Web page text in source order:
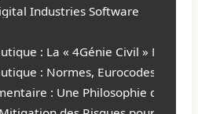
Industries Software
: La « 4Génie Civil »
: Normes, Eurocodes &
: Une Philosophie de